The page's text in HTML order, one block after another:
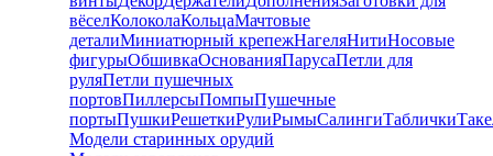
вёселКолоколаКольцаМачтовые
деталиМиниатюрный крепежНагеляНитиНосовые
фигурыОбшивкаОснованияПарусаПетли для
руляПетли пушечных
портовПиллерсыПомпыПушечные
портыПушкиРешеткиРулиРымыСалингиТаблички
Модели старинных орудий